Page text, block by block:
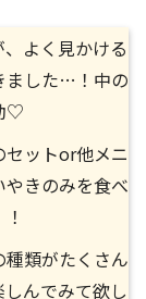
よく見かける
ました…！中の
♡
ットor他メニ
きのみを食べ
類がたくさん
んでみて欲し